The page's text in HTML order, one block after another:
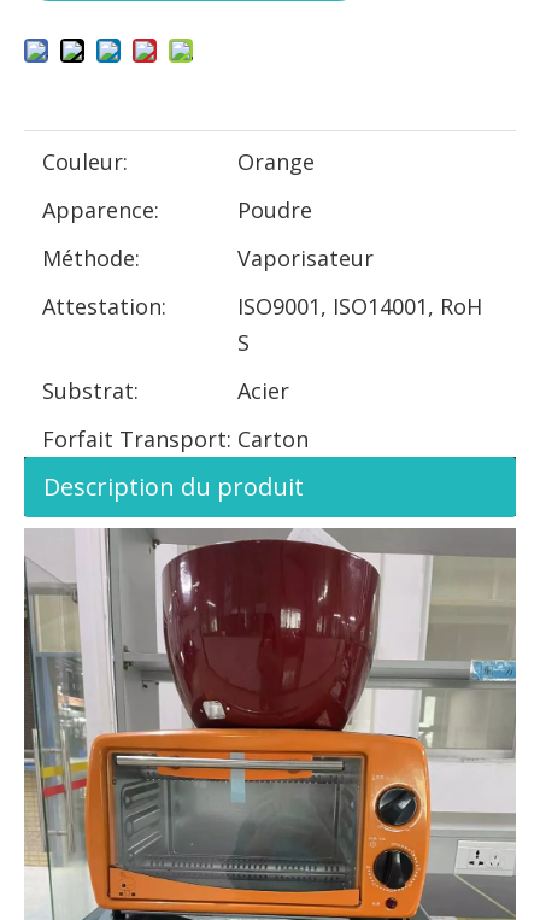
Couleur:
Orange
Apparence:
Poudre
Méthode:
Vaporisateur
Attestation:
ISO9001, ISO14001, RoH
S
Substrat:
Acier
Forfait Transport: Carton
Description du produit